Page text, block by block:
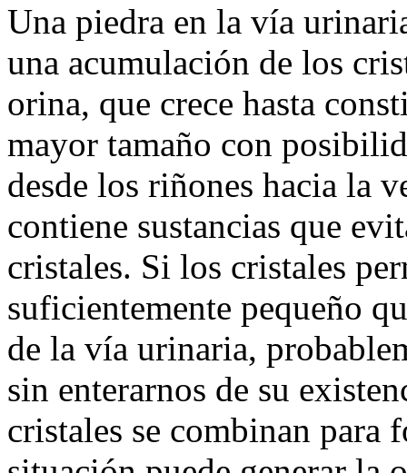
Una piedra en la vía
una acumulación de los
orina, que crece hasta
mayor tamaño con
desde los riñones hacia la
contiene sustancias que
cristales. Si los cristales
suficientemente pequeño
de la vía urinaria,
sin enterarnos de su
cristales se combinan para